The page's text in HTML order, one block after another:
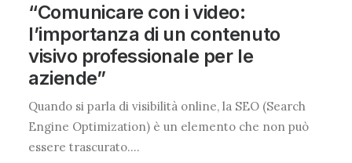
“Comunicare con i video:
l’importanza di un contenuto
visivo professionale per le
aziende”
Quando si parla di visibilità online, la SEO (Search
Engine Optimization) è un elemento che non può
essere trascurato.…